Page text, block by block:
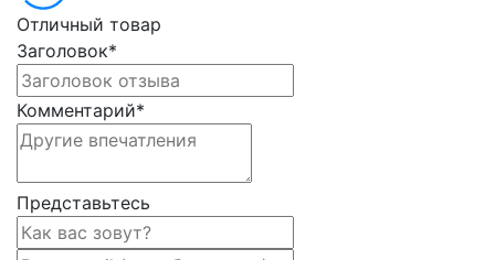
Отличный товар
Заголовок*
Комментарий*
Представьтесь